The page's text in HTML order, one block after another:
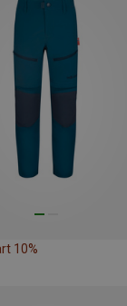
10%